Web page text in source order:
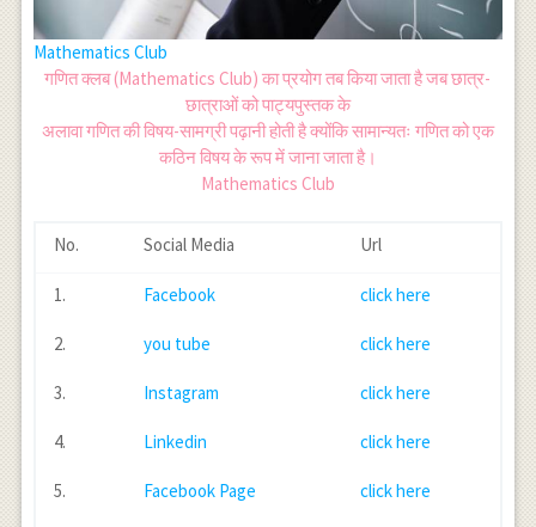
Mathematics Club
गणित क्लब (Mathematics Club) का प्रयोग तब किया जाता है जब छात्र-
छात्राओं को पाट्यपुस्तक के
अलावा गणित की विषय-सामग्री पढ़ानी होती है क्योंकि सामान्यतः गणित को एक
कठिन विषय के रूप में जाना जाता है।
Mathematics Club
No. Social Media Url
1. Facebook click here
2. you tube click here
3. Instagram click here
4. Linkedin click here
5. Facebook Page click here